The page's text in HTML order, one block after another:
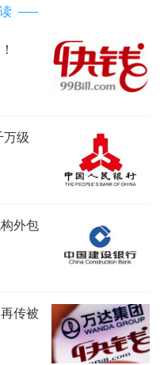
级
外包
传被